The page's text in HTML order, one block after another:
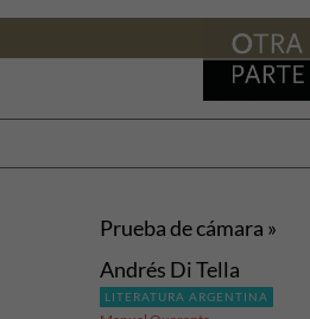
Prueba de cámara »
Andrés Di Tella
LITERATURA ARGENTINA